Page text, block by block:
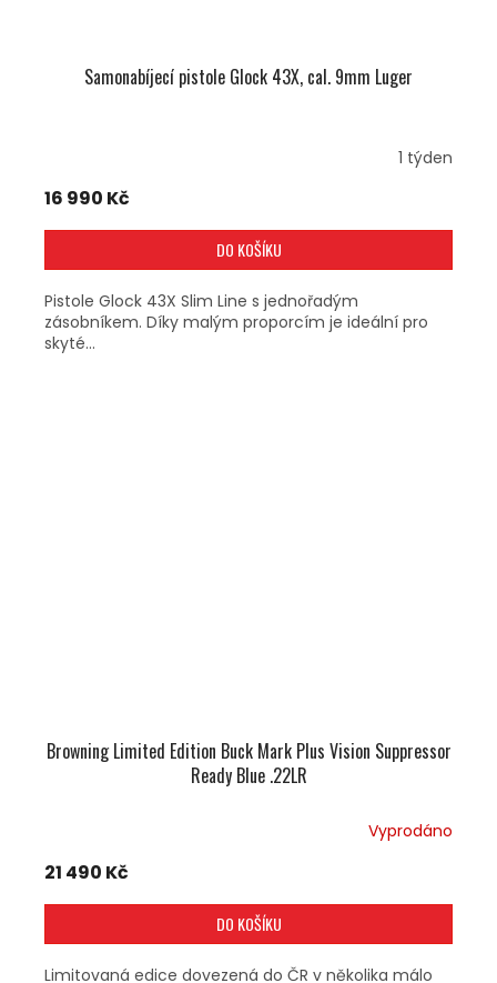
Samonabíjecí pistole Glock 43X, cal. 9mm Luger
1 týden
16 990 Kč
DO KOŠÍKU
Pistole Glock 43X Slim Line s jednořadým
zásobníkem. Díky malým proporcím je ideální pro
skyté...
Browning Limited Edition Buck Mark Plus Vision Suppressor
Ready Blue .22LR
Vyprodáno
21 490 Kč
DO KOŠÍKU
Limitovaná edice dovezená do ČR v několika málo